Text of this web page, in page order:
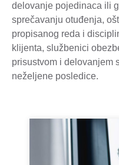
delovanje pojedinaca ili
sprečavanju otuđenja,
propisanog reda i
klijenta, službenici
prisustvom i delovanjem
neželjene posledice.